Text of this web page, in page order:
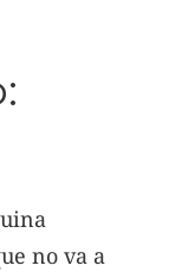
no va a